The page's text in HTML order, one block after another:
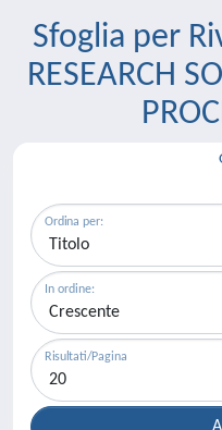
Sfoglia per
RESEARCH
Ordina per:
In ordine:
Risultati/Pagina